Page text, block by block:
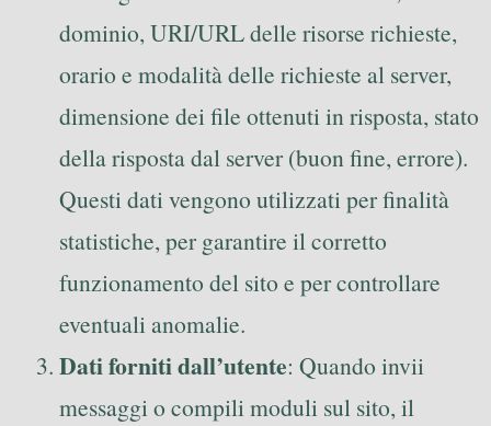
dominio, URI/URL delle risorse richieste,
orario e modalità delle richieste al server,
dimensione dei file ottenuti in risposta, stato
della risposta dal server (buon fine, errore).
Questi dati vengono utilizzati per finalità
statistiche, per garantire il corretto
funzionamento del sito e per controllare
eventuali anomalie.
Dati forniti dall’utente: Quando invii
messaggi o compili moduli sul sito, il